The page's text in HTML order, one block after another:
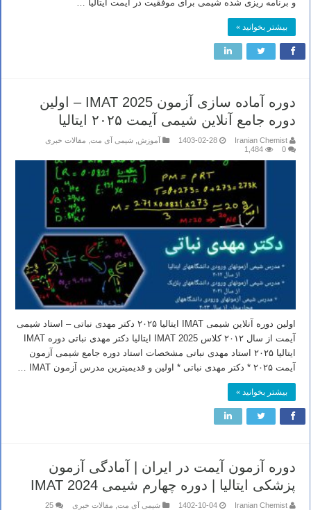
و برنامه ریزی شده شیمی برای موفقیت در آیمت ایتالیا …
بیشتر بخوانید »
دوره آماده سازی آزمون IMAT 2025 – اولین
دوره جامع آنلاین شیمی آیمت ۲۰۲۵ ایتالیا
Iranian Chemist
1403-02-28 آموزش شیمی آی مت, مقالات خبری
0
1,484
اولین دوره آنلاین شیمی IMAT ایتالیا ۲۰۲۵ دکتر مهدی نباتی – استاد شیمی
آیمت از سال ۲۰۱۲ کلاس IMAT 2025 ایتالیا دکتر مهدی نباتی دوره IMAT
ایتالیا ۲۰۲۵ استاد مهدی نباتی مشخصات استاد دوره جامع شیمی آزمون
آیمت ۲۰۲۵ * دکتر مهدی نباتی * اولین و قدیمیترین مدرس آزمون IMAT …
بیشتر بخوانید »
دوره آزمون آیمت در ایران | آمادگی آزمون
پزشکی ایتالیا | دوره چهارم شیمی IMAT 2024
Iranian Chemist
1402-10-04 شیمی آی مت, مقالات خبری
25